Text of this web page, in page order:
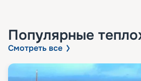
Популярные
Смотреть все